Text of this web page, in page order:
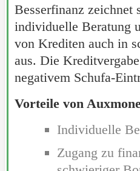
Besserfinanz zeichnet
individuelle Beratung
von Krediten auch in
aus. Die
negativem Schufa-
Vorteile von
Individuelle
Zugang zu